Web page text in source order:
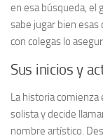
en esa búsqueda, el
sabe jugar bien esas
con colegas lo
Sus inicios y
La historia comienza
solista y decide
nombre artístico.